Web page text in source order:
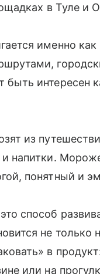
в Туле и
именно
интересен
из
и напитки.
понятный и
способ
не только
в
или на